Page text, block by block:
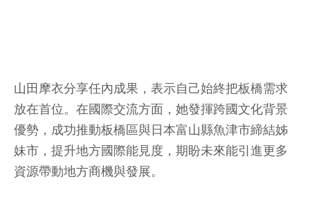
山田摩衣分享任內成果，表示自己始終把板橋需求
放在首位。在國際交流方面，她發揮跨國文化背景
優勢，成功推動板橋區與日本富山縣魚津市締結姊
妹市，提升地方國際能見度，期盼未來能引進更多
資源帶動地方商機與發展。